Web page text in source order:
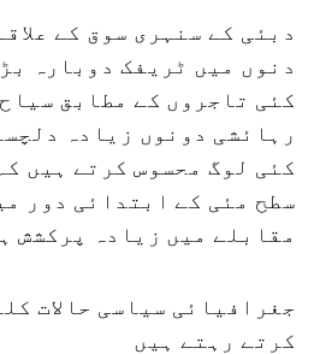
دبئی کے سنہری سوق کے
دنوں میں ٹریفک دوبارہ
کئی تاجروں کے مطابق
رہائشی دونوں زیادہ
کئی لوگ محسوس کرتے ہیں
سطح مئی کے ابتدائی دور
مقابلے میں زیادہ پرکشش
جغرافیائی سیاسی حالات
کرتے رہتے ہیں